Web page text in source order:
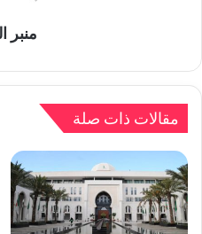
منبر
مقالات ذات صلة